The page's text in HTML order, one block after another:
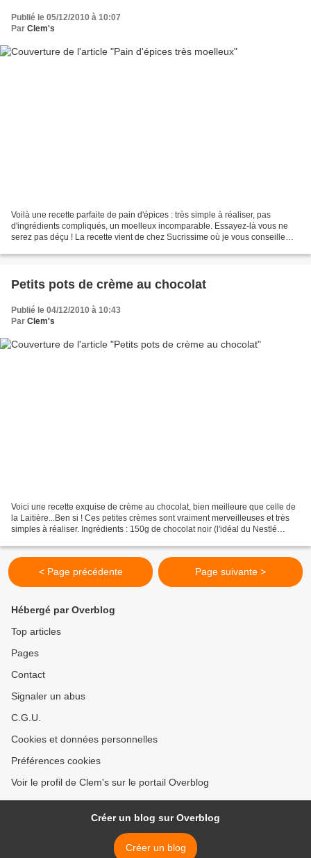
Publié le 05/12/2010 à 10:07
Par Clem's
Voilà une recette parfaite de pain d'épices : très simple à réaliser, pas
d'ingrédients compliqués, un moelleux incomparable. Essayez-là vous ne
serez pas déçu ! La recette vient de chez Sucrissime où je vous conseille
Petits pots de crème au chocolat
Publié le 04/12/2010 à 10:43
Par Clem's
Voici une recette exquise de crème au chocolat, bien meilleure que celle de
la Laitière...Ben si ! Ces petites crèmes sont vraiment merveilleuses et très
simples à réaliser. Ingrédients : 150g de chocolat noir (l'idéal du Nestlé
< Page précédente Page suivante >
Hébergé par Overblog
Top articles
Pages
Contact
Signaler un abus
C.G.U.
Cookies et données personnelles
Préférences cookies
Voir le profil de Clem's sur le portail Overblog
Créer un blog sur Overblog
Créer un blog